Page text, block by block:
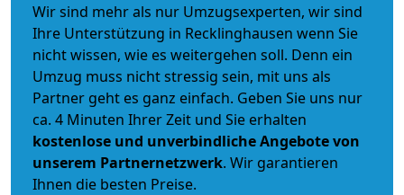
Wir sind mehr als nur Umzugsexperten, wir sind
Ihre Unterstützung in Recklinghausen wenn Sie
nicht wissen, wie es weitergehen soll. Denn ein
Umzug muss nicht stressig sein, mit uns als
Partner geht es ganz einfach. Geben Sie uns nur
ca. 4 Minuten Ihrer Zeit und Sie erhalten
kostenlose und unverbindlicheAngebote von
unserem Partnernetzwerk. Wir garantieren
Ihnen die besten Preise.